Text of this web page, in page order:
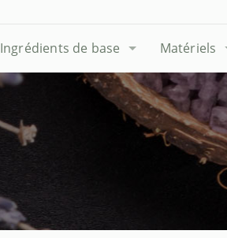
Ingrédients de base Matériels